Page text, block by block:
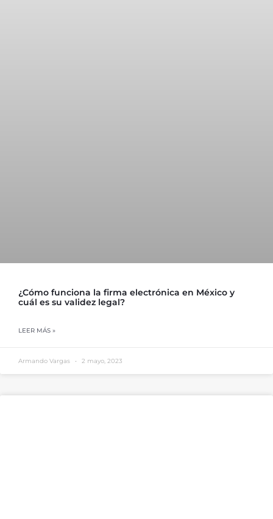
¿Cómo funciona la firma electrónica en México y
cuál es su validez legal?
LEER MÁS »
Armando Vargas 2 mayo, 2023